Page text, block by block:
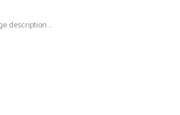
description ...